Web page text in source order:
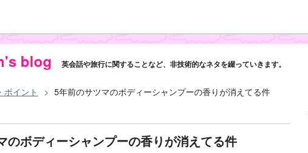
blog 英会話や旅行に関することなど、非技術的なネタを綴っていきます。
ポイント > 5年前のサツマのボディーシャンプーの香りが消えてる件
のボディーシャンプーの香りが消えてる件